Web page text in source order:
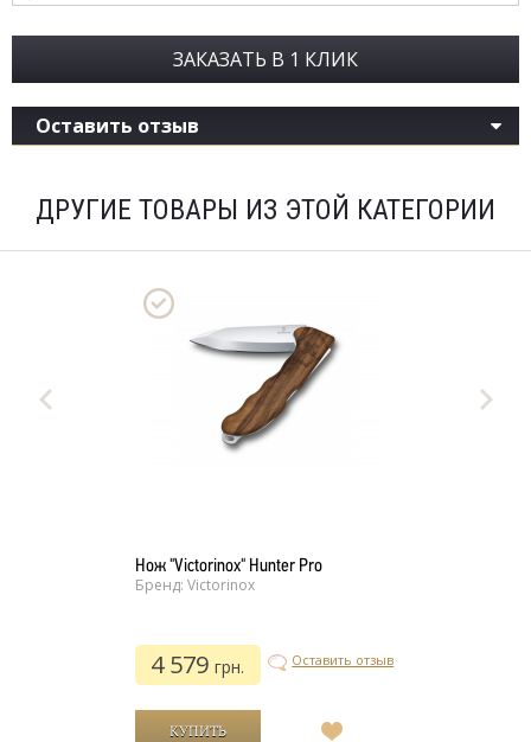
ЗАКАЗАТЬ В 1 КЛИК
Оставить отзыв
ДРУГИЕ ТОВАРЫ ИЗ ЭТОЙ КАТЕГОРИИ
Нож "Victorinox" Hunter Pro
Бренд: Victorinox
4 579грн. Оставить отзыв